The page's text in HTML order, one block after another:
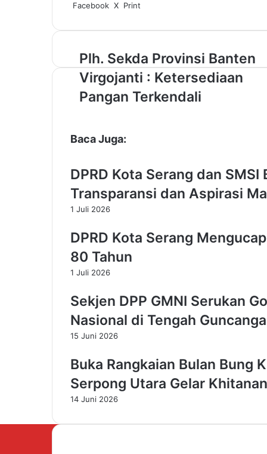
Facebook X Print
P
l
h
.
d
P
r
o
v
n
s
i
B
t
e
n
r
g
Plh. Sekda Provinsi Banten
Virgojanti : Ketersediaan
Pangan Terkendali
Baca Juga:
DPRD Kota Serang dan
Transparansi dan Aspirasi
1 Juli 2026
DPRD Kota Serang
80 Tahun
1 Juli 2026
Sekjen DPP GMNI Serukan
Nasional di Tengah
15 Juni 2026
Buka Rangkaian Bulan Bung
Serpong Utara Gelar
14 Juni 2026